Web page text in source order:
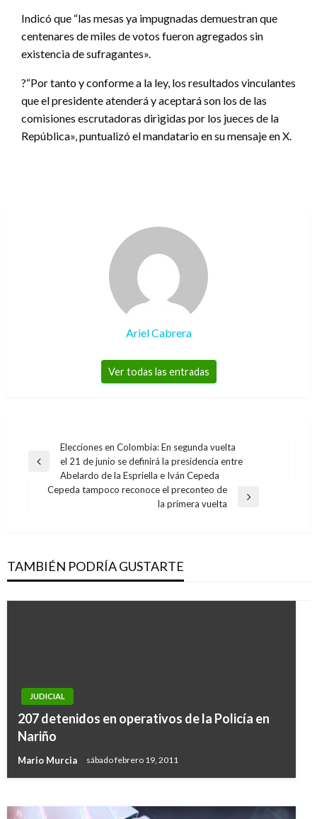
Indicó que “las mesas ya impugnadas demuestran que
centenares de miles de votos fueron agregados sin
existencia de sufragantes».
?“Por tanto y conforme a la ley, los resultados vinculantes
que el presidente atenderá y aceptará son los de las
comisiones escrutadoras dirigidas por los jueces de la
República», puntualizó el mandatario en su mensaje en X.
Ariel Cabrera
Ver todas las entradas
Navegación
de
entradas
Entrada
anterior
Elecciones en Colombia: En segunda vuelta
el 21 de junio se definirá la presidencia entre
Abelardo de la Espriella e Iván Cepeda
Cepeda tampoco reconoce el preconteo de
la primera vuelta
TAMBIÉN PODRÍA GUSTARTE
JUDICIAL
207 detenidos en operativos de la Policía en
Nariño
Mario Murcia sábado febrero 19, 2011
NACIONAL
Cargos a exalcalde de Solano, Caquetá, por
irregularidades en contrato de $1.211